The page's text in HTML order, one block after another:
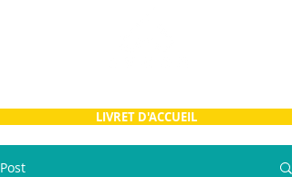
LIVRET D'ACCUEIL
Post